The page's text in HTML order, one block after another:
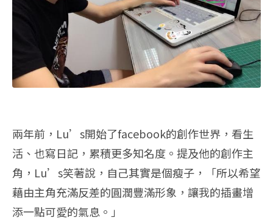
兩年前，Lu’s開始了facebook的創作世界，看生
活、也寫日記，累積更多知名度。提及他的創作主
角，Lu’s笑著說，自己其實是個瘦子，「所以希望
藉由主角充滿反差的圓潤豐滿形象，讓我的插畫增
添一點可愛的氣息。」